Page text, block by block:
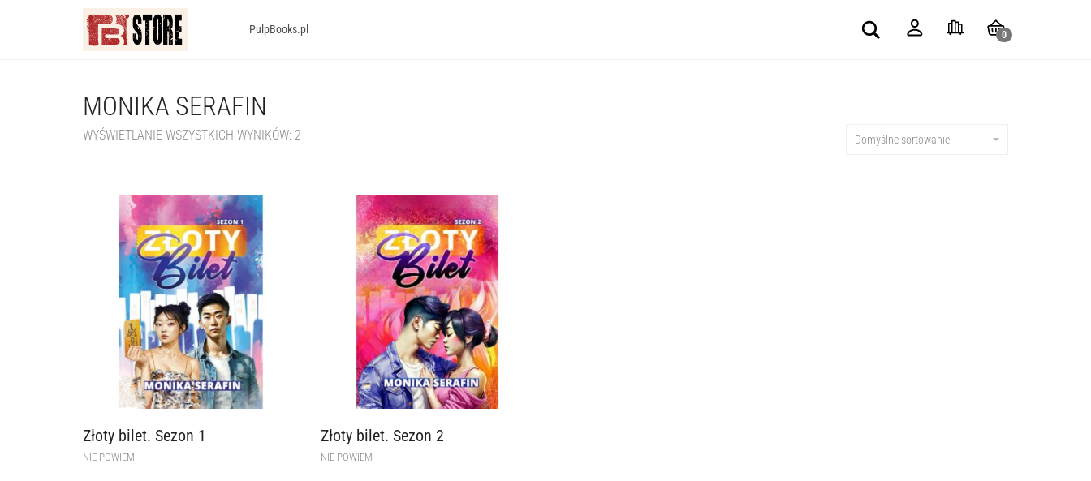
PulpBooks.pl Search
0
MONIKA SERAFIN
WYŚWIETLANIE WSZYSTKICH WYNIKÓW: 2 Domyślne sortowanie
Złoty bilet. Sezon 1
NIE POWIEM
Złoty bilet. Sezon 2
NIE POWIEM